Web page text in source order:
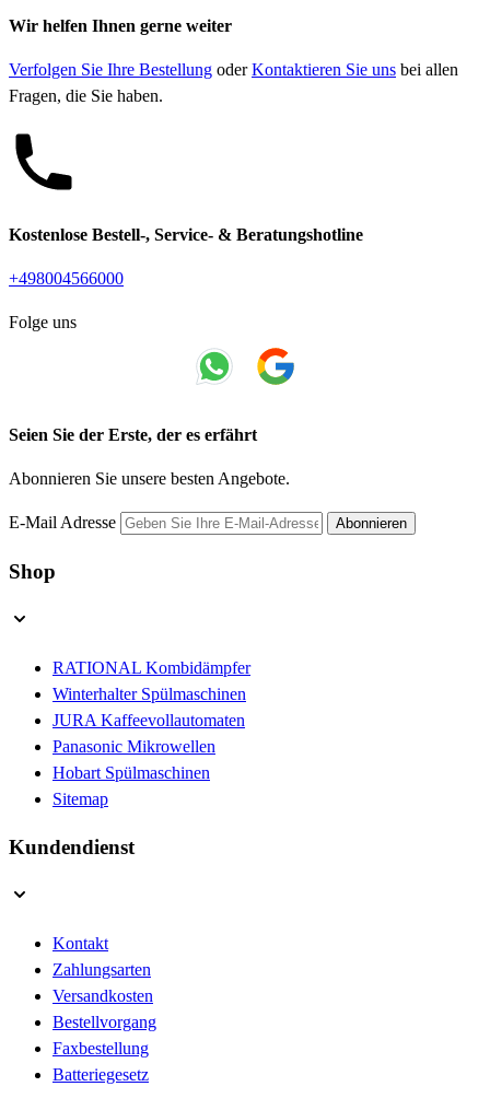
Wir helfen Ihnen gerne weiter
Verfolgen Sie Ihre Bestellung oderKontaktieren Sie uns bei allen
Fragen, die Sie haben.
Kostenlose Bestell-, Service- & Beratungshotline
+498004566000
Folge uns
Seien Sie der Erste, der es erfährt
Abonnieren Sie unsere besten Angebote.
E-Mail Adresse Abonnieren
Shop
RATIONAL Kombidämpfer
Winterhalter Spülmaschinen
JURA Kaffeevollautomaten
Panasonic Mikrowellen
Hobart Spülmaschinen
Sitemap
Kundendienst
Kontakt
Zahlungsarten
Versandkosten
Bestellvorgang
Faxbestellung
Batteriegesetz